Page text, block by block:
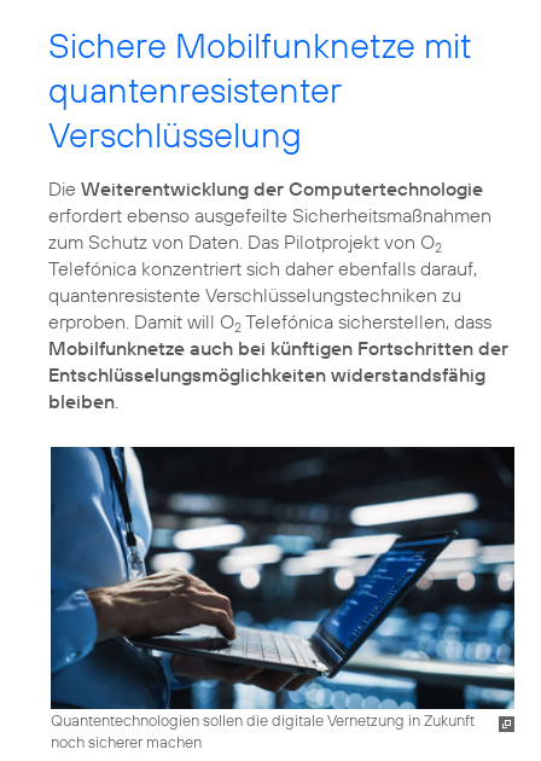
Sichere Mobilfunknetze mit
quantenresistenter
Verschlüsselung
Die Weiterentwicklung der Computertechnologie
erfordert ebenso ausgefeilte Sicherheitsmaßnahmen
zum Schutz von Daten. Das Pilotprojekt von O2
Telefónica konzentriert sich daher ebenfalls darauf,
quantenresistente Verschlüsselungstechniken zu
erproben. Damit will O2 Telefónica sicherstellen, dass
Mobilfunknetze auch bei künftigen Fortschritten der
Entschlüsselungsmöglichkeiten widerstandsfähig
bleiben.
Quantentechnologien sollen die digitale Vernetzung in Zukunft
noch sicherer machen